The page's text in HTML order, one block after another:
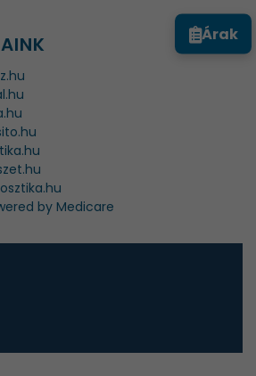
by Medicare
Árak